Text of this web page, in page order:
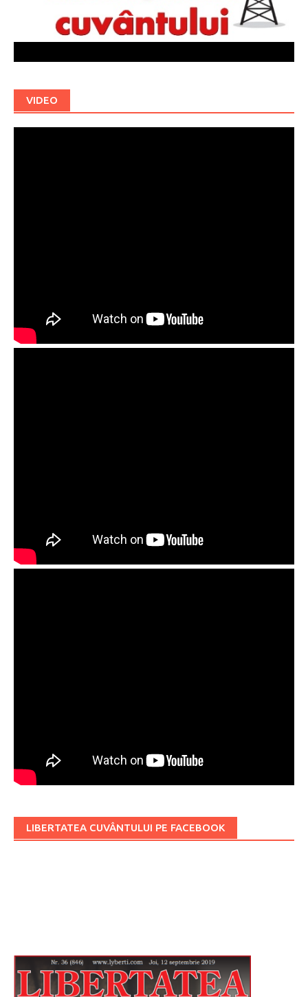
VIDEO
LIBERTATEA CUVÂNTULUI PE FACEBOOK